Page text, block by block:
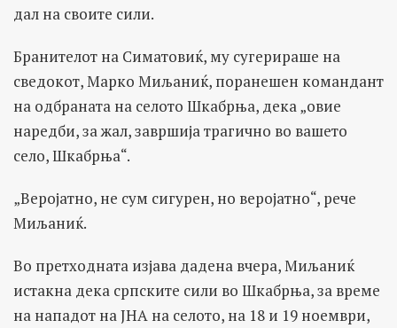
дал на своите сили.
Бранителот на Симатовиќ, му сугерираше на
сведокот, Марко Миљаниќ, поранешен командант
на одбраната на селото Шкабрња, дека „овие
наредби, за жал, завршија трагично во вашето
село, Шкабрња“.
„Веројатно, не сум сигурен, но веројатно“, рече
Миљаниќ.
Во претходната изјава дадена вчера, Миљаниќ
истакна дека српските сили во Шкабрња, за време
на нападот на ЈНА на селото, на 18 и 19 ноември,